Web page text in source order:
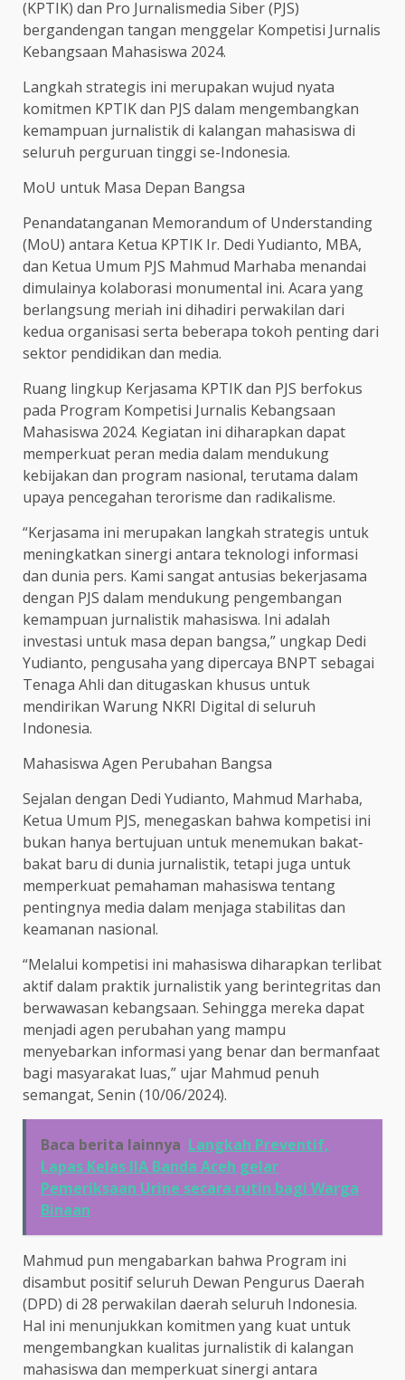
(KPTIK) dan Pro Jurnalismedia Siber (PJS)
bergandengan tangan menggelar Kompetisi Jurnalis
Kebangsaan Mahasiswa 2024.
Langkah strategis ini merupakan wujud nyata
komitmen KPTIK dan PJS dalam mengembangkan
kemampuan jurnalistik di kalangan mahasiswa di
seluruh perguruan tinggi se-Indonesia.
MoU untuk Masa Depan Bangsa
Penandatanganan Memorandum of Understanding
(MoU) antara Ketua KPTIK Ir. Dedi Yudianto, MBA,
dan Ketua Umum PJS Mahmud Marhaba menandai
dimulainya kolaborasi monumental ini. Acara yang
berlangsung meriah ini dihadiri perwakilan dari
kedua organisasi serta beberapa tokoh penting dari
sektor pendidikan dan media.
Ruang lingkup Kerjasama KPTIK dan PJS berfokus
pada Program Kompetisi Jurnalis Kebangsaan
Mahasiswa 2024. Kegiatan ini diharapkan dapat
memperkuat peran media dalam mendukung
kebijakan dan program nasional, terutama dalam
upaya pencegahan terorisme dan radikalisme.
“Kerjasama ini merupakan langkah strategis untuk
meningkatkan sinergi antara teknologi informasi
dan dunia pers. Kami sangat antusias bekerjasama
dengan PJS dalam mendukung pengembangan
kemampuan jurnalistik mahasiswa. Ini adalah
investasi untuk masa depan bangsa,” ungkap Dedi
Yudianto, pengusaha yang dipercaya BNPT sebagai
Tenaga Ahli dan ditugaskan khusus untuk
mendirikan Warung NKRI Digital di seluruh
Indonesia.
Mahasiswa Agen Perubahan Bangsa
Sejalan dengan Dedi Yudianto, Mahmud Marhaba,
Ketua Umum PJS, menegaskan bahwa kompetisi ini
bukan hanya bertujuan untuk menemukan bakat-
bakat baru di dunia jurnalistik, tetapi juga untuk
memperkuat pemahaman mahasiswa tentang
pentingnya media dalam menjaga stabilitas dan
keamanan nasional.
“Melalui kompetisi ini mahasiswa diharapkan terlibat
aktif dalam praktik jurnalistik yang berintegritas dan
berwawasan kebangsaan. Sehingga mereka dapat
menjadi agen perubahan yang mampu
menyebarkan informasi yang benar dan bermanfaat
bagi masyarakat luas,” ujar Mahmud penuh
semangat, Senin (10/06/2024).
Baca berita lainnya Langkah Preventif,
Lapas Kelas IIA Banda Aceh gelar
Pemeriksaan Urine secara rutin bagi Warga
Binaan
Mahmud pun mengabarkan bahwa Program ini
disambut positif seluruh Dewan Pengurus Daerah
(DPD) di 28 perwakilan daerah seluruh Indonesia.
Hal ini menunjukkan komitmen yang kuat untuk
mengembangkan kualitas jurnalistik di kalangan
mahasiswa dan memperkuat sinergi antara